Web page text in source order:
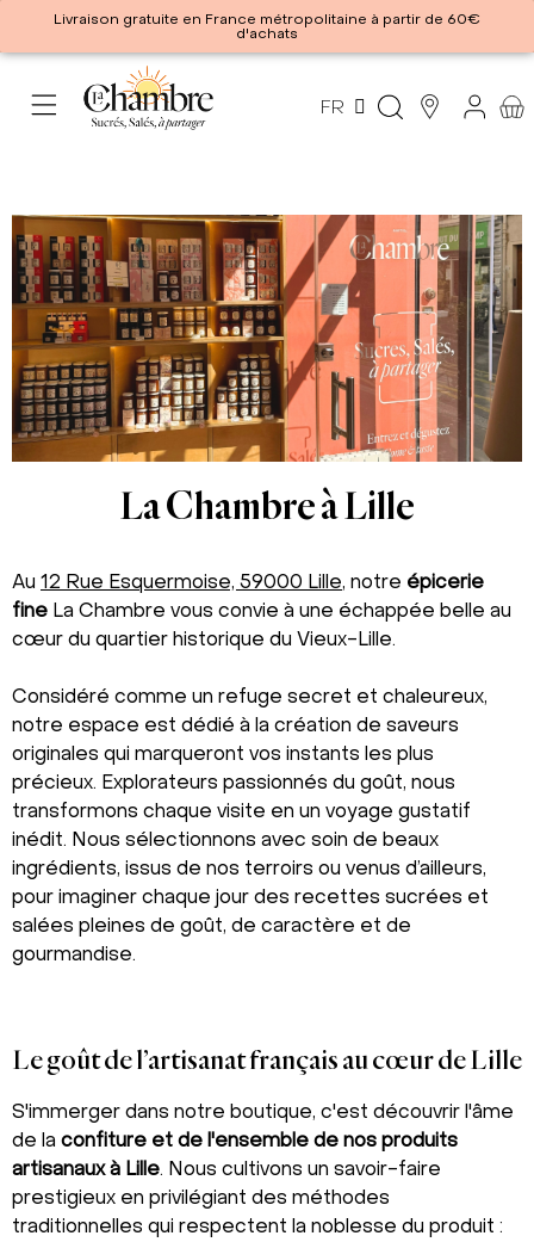
Livraison gratuite en France métropolitaine à partir de 60€
d'achats
FR
La Chambre à Lille
Au 12 Rue Esquermoise, 59000 Lille, notre épicerie
fine La Chambre vous convie à une échappée belle au
cœur du quartier historique du Vieux-Lille.
Considéré comme un refuge secret et chaleureux,
notre espace est dédié à la création de saveurs
originales qui marqueront vos instants les plus
précieux. Explorateurs passionnés du goût, nous
transformons chaque visite en un voyage gustatif
inédit. Nous sélectionnons avec soin de beaux
ingrédients, issus de nos terroirs ou venus d’ailleurs,
pour imaginer chaque jour des recettes sucrées et
salées pleines de goût, de caractère et de
gourmandise.
Le goût de l’artisanat français au cœur de Lille
S'immerger dans notre boutique, c'est découvrir l'âme
de la confiture et de l'ensemble de nos produits
artisanaux à Lille. Nous cultivons un savoir-faire
prestigieux en privilégiant des méthodes
traditionnelles qui respectent la noblesse du produit :